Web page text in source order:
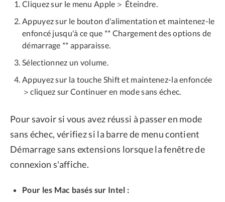
Cliquez sur le menu Apple＞ Éteindre.
Appuyez sur le bouton d'alimentation et maintenez-le
enfoncé jusqu'à ce que ** Chargement des options de
démarrage ** apparaisse.
Sélectionnez un volume.
Appuyez sur la touche Shift et maintenez-la enfoncée
＞cliquez sur Continuer en mode sans échec.
Pour savoir si vous avez réussi à passer en mode
sans échec, vérifiez si la barre de menu contient
Démarrage sans extensions lorsque la fenêtre de
connexion s'affiche.
Pour les Mac basés sur Intel :